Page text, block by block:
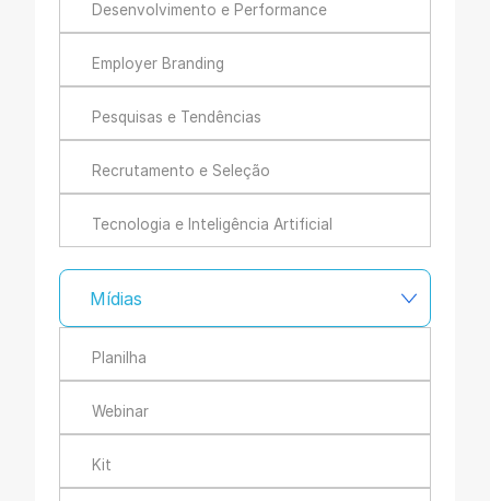
Desenvolvimento e Performance
Employer Branding
Pesquisas e Tendências
Recrutamento e Seleção
Tecnologia e Inteligência Artificial
Mídias
Planilha
Webinar
Kit